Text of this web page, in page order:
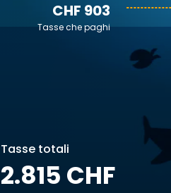
CHF 903
Tasse che paghi
Tasse totali
2.815 CHF